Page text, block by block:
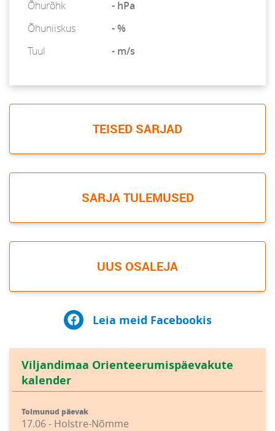
Õhurõhk
- hPa
Õhuniiskus
- %
Tuul
- m/s
TEISED SARJAD
SARJA TULEMUSED
UUS OSALEJA
Leia meid Facebookis
Viljandimaa Orienteerumispäevakute
kalender
Toimunud päevak
17.06 - Holstre-Nõmme